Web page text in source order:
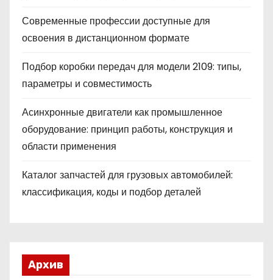
Современные профессии доступные для
освоения в дистанционном формате
Подбор коробки передач для модели 2109: типы,
параметры и совместимость
Асинхронные двигатели как промышленное
оборудование: принцип работы, конструкция и
области применения
Каталог запчастей для грузовых автомобилей:
классификация, коды и подбор деталей
Архив